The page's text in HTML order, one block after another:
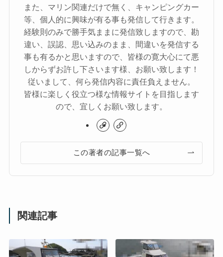
また、マリン関連だけで無く、キャンピングカー
等、個人的に興味が有る事も発信して行きます。
経験則のみで勝手気ままに発信致しますので、勘
違い、誤認、思い込みのまま、間違いを発信する
事も有るかと思いますので、皆様の寛大心にて悪
しからずお許し下さいます様、お願い致します！
従いまして、何ら発信内容に責任負えません。
皆様に楽しく役立つ様な情報サイトを目指します
ので、宜しくお願い致します。
この著者の記事一覧へ
関連記事